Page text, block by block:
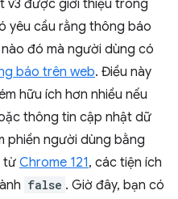
v3 được giới thiệu trong
yêu cầu rằng thông báo
đó mà người dùng có
báo trên web. Điều này
hữu ích hơn nhiều nếu
thông tin cập nhật dữ
phiền người dùng bằng
từ Chrome 121, các tiện ích
false . Giờ đây, bạn có